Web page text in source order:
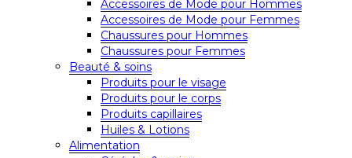
Accessoires de Mode pour Hommes
Accessoires de Mode pour Femmes
Chaussures pour Hommes
Chaussures pour Femmes
Beauté & soins
Produits pour le visage
Produits pour le corps
Produits capillaires
Huiles & Lotions
Alimentation